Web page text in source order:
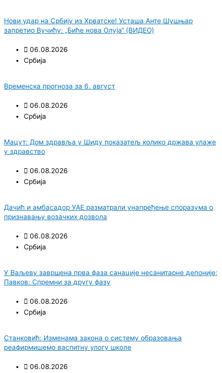
Нови удар на Србију из Хрватске! Усташа Анте Шушњар
запретио Вучићу: „Биће нова Олуја“ (ВИДЕО)
06.08.2026
Србија
Временска прогноза за 6. август
06.08.2026
Србија
Мацут: Дом здравља у Шиду показатељ колико држава улаже
у здравство
06.08.2026
Србија
Дачић и амбасадор УАЕ разматрали унапређење споразума о
признавању возачких дозвола
06.08.2026
Србија
У Ваљеву завршена прва фаза санације несанитарне депоније;
Павков: Спремни за другу фазу
06.08.2026
Србија
Станковић: Изменама закона о систему образовања
реафирмишемо васпитну улогу школе
06.08.2026